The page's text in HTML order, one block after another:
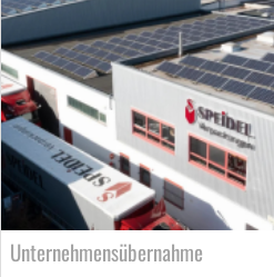
Unternehmensübernahme